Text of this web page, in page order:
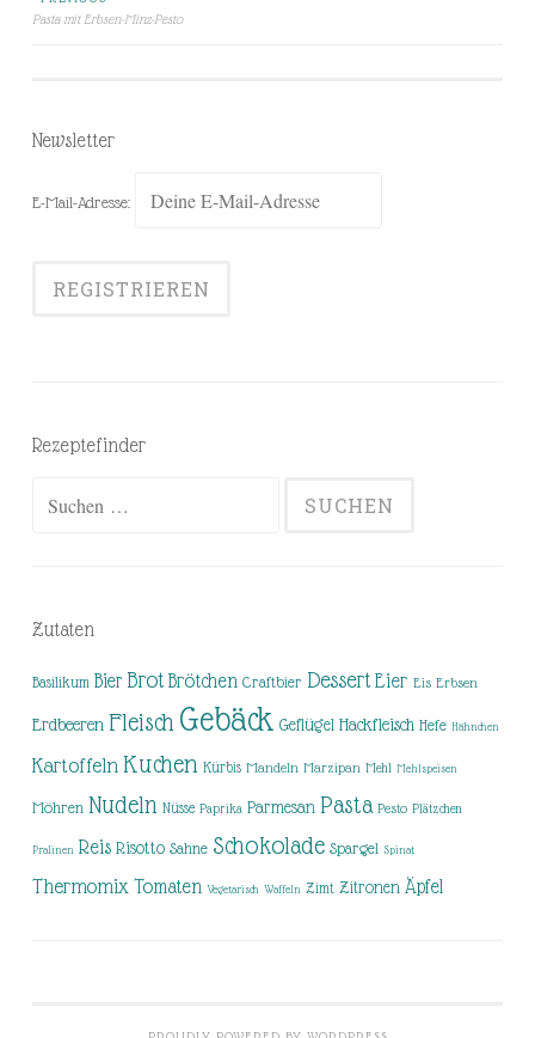
Beitragsnavigation
Pasta mit Erbsen-Minz-Pesto
Newsletter
E-Mail-Adresse:
Rezeptefinder
Zutaten
Basilikum Bier Brot Brötchen Craftbier Dessert Eier Eis Erbsen
Erdbeeren Fleisch Gebäck Geflügel Hackfleisch Hefe Hähnchen
Kartoffeln Kuchen Kürbis Mandeln Marzipan Mehl Mehlspeisen
Möhren Nudeln Nüsse Paprika Parmesan Pasta Pesto Plätzchen
Pralinen Reis Risotto Sahne Schokolade Spargel Spinat
Thermomix Tomaten Vegetarisch Waffeln Zimt Zitronen Äpfel